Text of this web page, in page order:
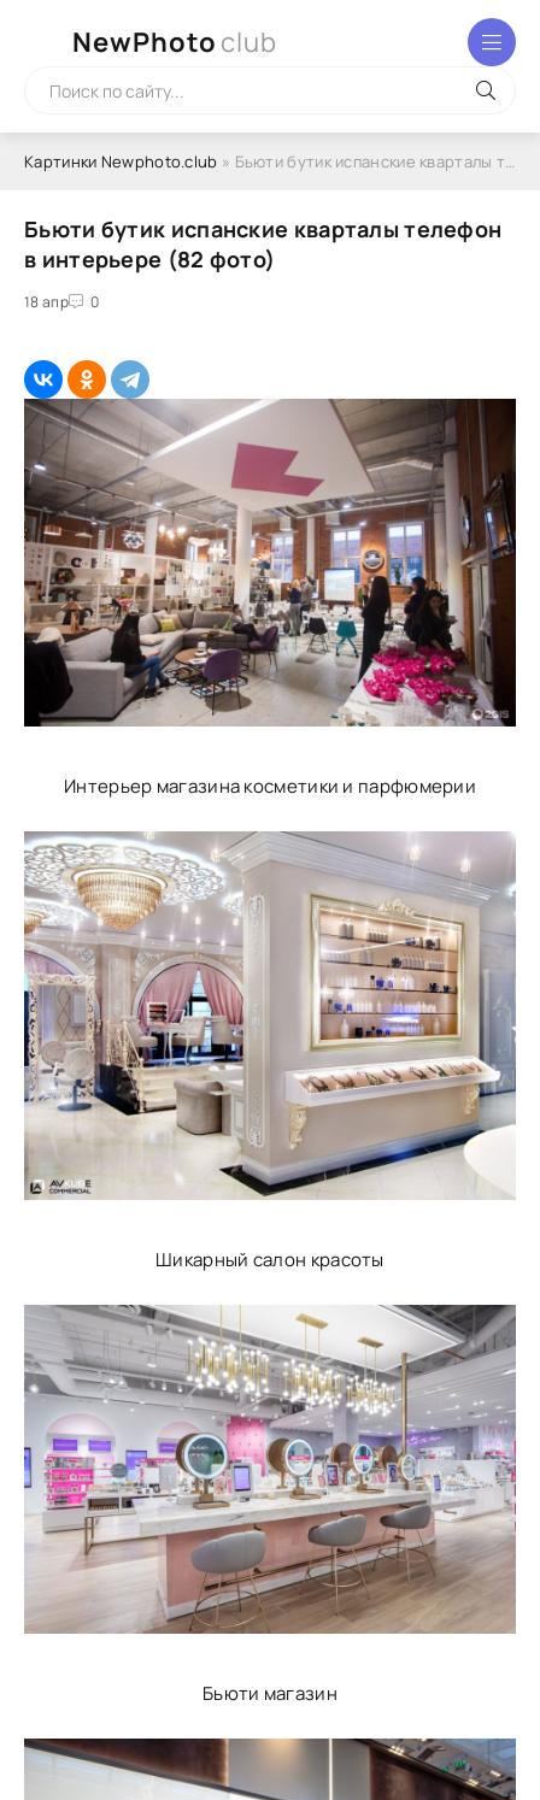
NewPhoto club
Картинки Newphoto.club » Бьюти бутик испанские кварталы телефон в интерьере (82 фото)
Бьюти бутик испанские кварталы телефон
в интерьере (82 фото)
18 апр 0
Интерьер магазина косметики и парфюмерии
Шикарный салон красоты
Бьюти магазин